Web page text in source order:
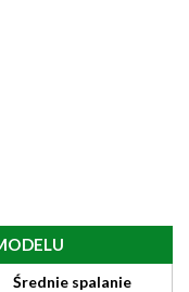
Średnie spalanie